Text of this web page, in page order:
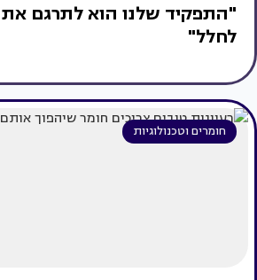
"התפקיד שלנו הוא לתרגם את
לחלל"
חומרים וטכנולוגיות